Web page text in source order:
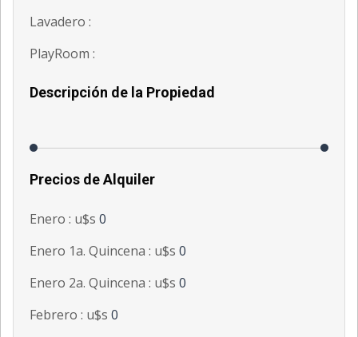
Lavadero :
PlayRoom :
Descripción de la Propiedad
Precios de Alquiler
Enero : u$s 0
Enero 1a. Quincena : u$s 0
Enero 2a. Quincena : u$s 0
Febrero : u$s 0